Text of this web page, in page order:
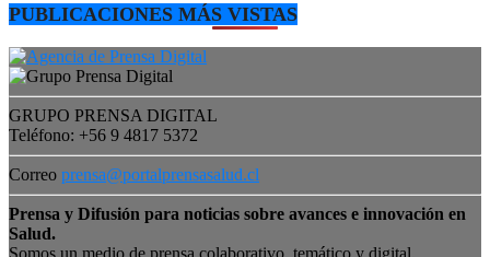
PUBLICACIONES MÁS VISTAS
GRUPO PRENSA DIGITAL
Teléfono: +56 9 4817 5372
Correo prensa@portalprensasalud.cl
Prensa y Difusión para noticias sobre avances e innovación en
Salud.